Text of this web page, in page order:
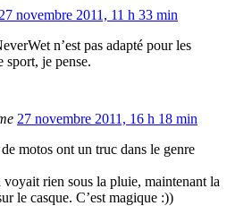
27 novembre 2011, 11 h 33 min
n’est pas adapté pour les
sport, je pense.
27 novembre 2011, 16 h 18 min
motos ont un truc dans le genre
rien sous la pluie, maintenant la
le casque. C’est magique :))